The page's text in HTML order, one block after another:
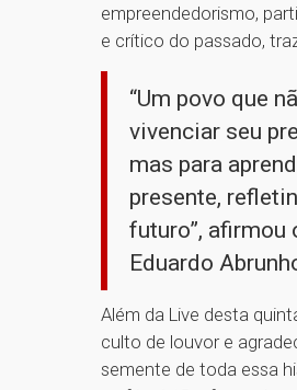
empreendedorismo,
e crítico do passado,
“Um povo que
vivenciar seu
mas para
presente,
futuro”, afirmou
Eduardo
Além da Live desta
culto de louvor e
semente de toda essa